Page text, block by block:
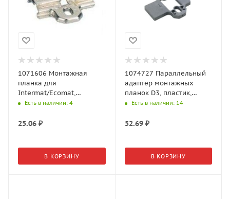
1071606 Монтажная
планка для
Intermat/Ecomat,
дистанция 1,5 мм без
Есть в наличии: 4
25.06 ₽
В КОРЗИНУ
1074727 Параллельный
адаптер монтажных
планок D3, пластик,
серый
Есть в наличии: 14
52.69₽
В КОРЗИНУ